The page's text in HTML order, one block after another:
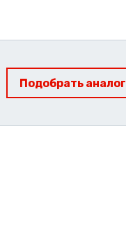
Подобрать аналог